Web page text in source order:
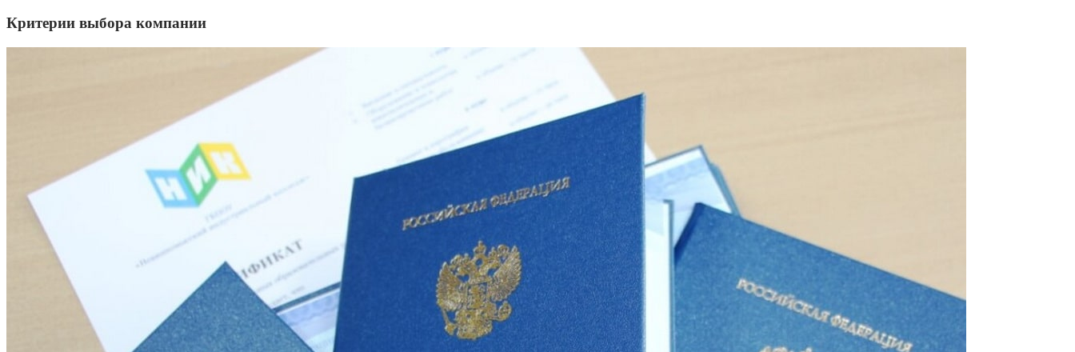
Критерии выбора компании